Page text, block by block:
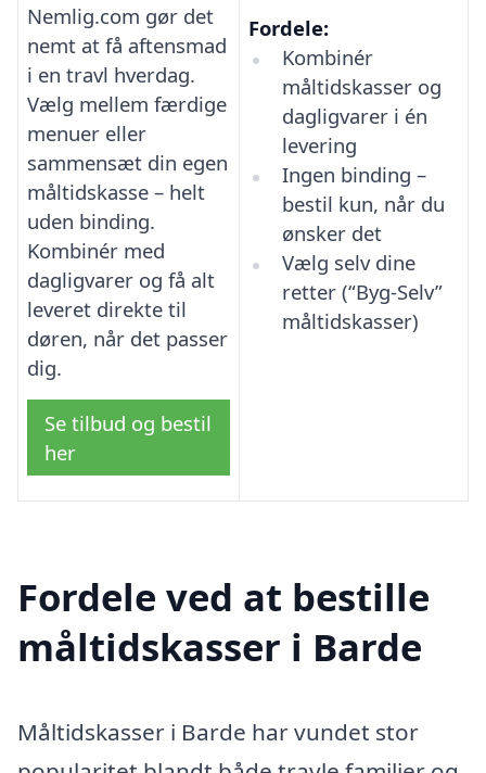
Nemlig.com gør det
nemt at få aftensmad
i en travl hverdag.
Vælg mellem færdige
menuer eller
sammensæt din egen
måltidskasse – helt
uden binding.
Kombinér med
dagligvarer og få alt
leveret direkte til
døren, når det passer
dig.
Se tilbud og bestil
her
Fordele:
Kombinér
måltidskasser og
dagligvarer i én
levering
Ingen binding –
bestil kun, når du
ønsker det
Vælg selv dine
retter (“Byg-Selv”
måltidskasser)
Fordele ved at bestille
måltidskasser i Barde
Måltidskasser i Barde har vundet stor